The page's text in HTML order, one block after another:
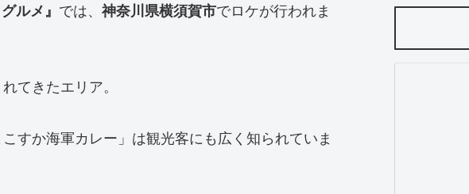
ルメ』 では、 神奈川県横須賀市でロケが行われま
てきたエリア。
すか海軍カレー」は観光客にも広く知られていま